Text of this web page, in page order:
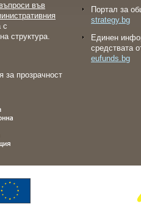
във
с
структура.
за прозрачност
Портал за
strategy.bg
Eдинен
средствата
eufunds.bg